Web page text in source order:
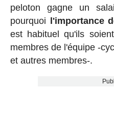
peloton gagne un
pourquoi l'importance
est habituel qu'ils
membres de l'équipe -
et autres membres-.